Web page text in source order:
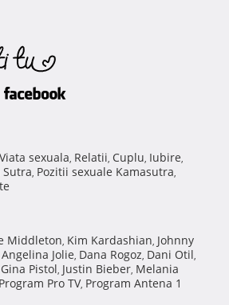
Viata sexuala, Relatii, Cuplu, Iubire,
Sutra, Pozitii sexuale Kamasutra,
Middleton, Kim Kardashian, Johnny
Angelina Jolie, Dana Rogoz, Dani Otil,
Gina Pistol, Justin Bieber, Melania
Program Pro TV, Program Antena 1